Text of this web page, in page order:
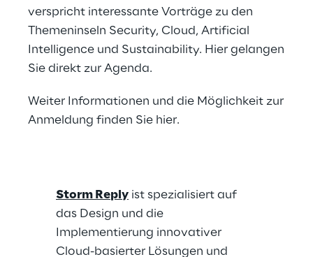
verspricht interessante Vorträge zu den
Themeninseln Security, Cloud, Artificial
Intelligence und Sustainability. Hier gelangen
Sie direkt zur Agenda.
Weiter Informationen und die Möglichkeit zur
Anmeldung finden Sie hier.
Storm Reply ist spezialisiert auf
das Design und die
Implementierung innovativer
Cloud-basierter Lösungen und